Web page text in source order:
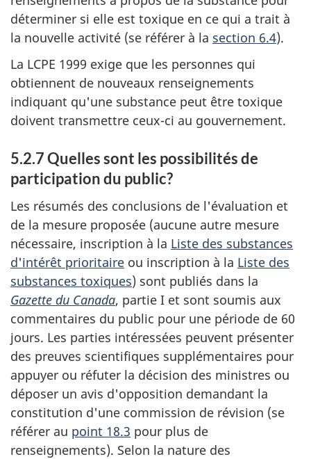
déterminer si elle est toxique en ce qui a trait à
la nouvelle activité (se référer à la section 6.4).
La LCPE 1999 exige que les personnes qui
obtiennent de nouveaux renseignements
indiquant qu'une substance peut être toxique
doivent transmettre ceux-ci au gouvernement.
5.2.7 Quelles sont les possibilités de
participation du public?
Les résumés des conclusions de l'évaluation et
de la mesure proposée (aucune autre mesure
nécessaire, inscription à la Liste des substances
d'intérêt prioritaire ou inscription à la Liste des
substances toxiques) sont publiés dans la
Gazette du Canada, partie I et sont soumis aux
commentaires du public pour une période de 60
jours. Les parties intéressées peuvent présenter
des preuves scientifiques supplémentaires pour
appuyer ou réfuter la décision des ministres ou
déposer un avis d'opposition demandant la
constitution d'une commission de révision (se
référer au point 18.3 pour plus de
renseignements). Selon la nature des